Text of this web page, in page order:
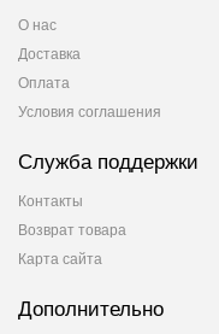
О нас
Доставка
Оплата
Условия соглашения
Служба поддержки
Контакты
Возврат товара
Карта сайта
Дополнительно